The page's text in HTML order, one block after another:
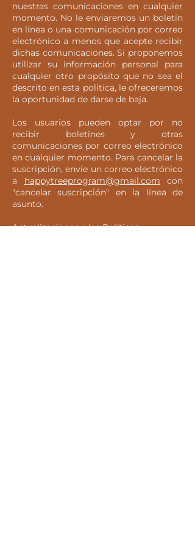
nuestras comunicaciones en cualquier
momento. No le enviaremos un boletín
en línea o una comunicación por correo
electrónico a menos que acepte recibir
dichas comunicaciones. Si proponemos
utilizar su información personal para
cualquier otro propósito que no sea el
descrito en esta política, le ofreceremos
la oportunidad de darse de baja.
Los usuarios pueden optar por no
recibir boletines y otras
comunicaciones por correo electrónico
en cualquier momento. Para cancelar la
suscripción, envíe un correo electrónico
a happytreeprogram@gmail.com con
"cancelar suscripción" en la línea de
asunto.
Actualizaciones a las Políticas: